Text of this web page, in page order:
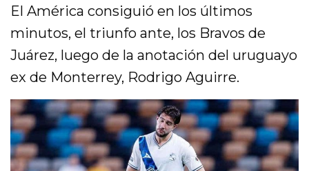
El América consiguió en los últimos
minutos, el triunfo ante, los Bravos de
Juárez, luego de la anotación del uruguayo
ex de Monterrey, Rodrigo Aguirre.